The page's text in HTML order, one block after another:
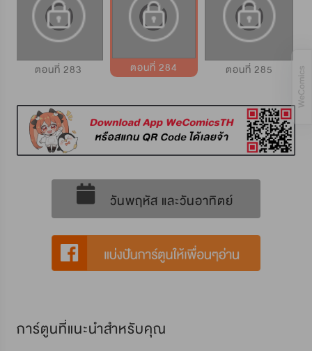
ตอนที่ 283 ตอนที่ 284 ตอนที่ 285
วันพฤหัส และวันอาทิตย์
การ์ตูนที่แนะนำสำหรับคุณ